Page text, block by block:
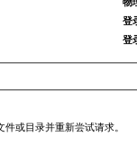
登
登
或目录并重新尝试请求。